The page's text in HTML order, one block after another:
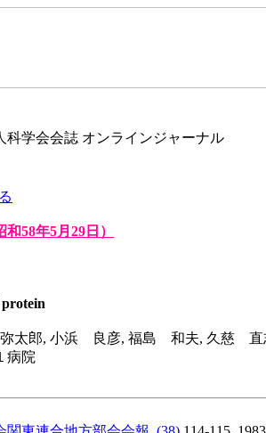
学会会誌 オンラインジャーナル
和58年5月29日）
太郎, 小浜 良彦, 福島 和夫, 久慈 直
病院